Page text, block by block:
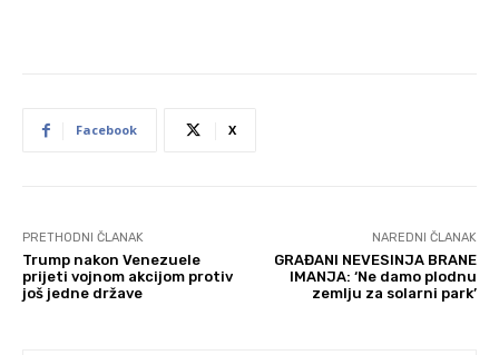
Facebook X
PRETHODNI ČLANAK
Trump nakon Venezuele
prijeti vojnom akcijom protiv
još jedne države
NAREDNI ČLANAK
GRAĐANI NEVESINJA BRANE
IMANJA: ‘Ne damo plodnu
zemlju za solarni park’